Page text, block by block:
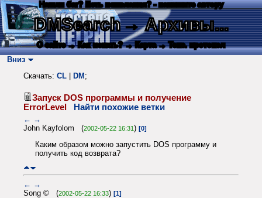
Нашли баг? Есть пожелания? - напишите автору
DMSearch→ Архивы...
О сайте → Как искать? → Карта → Текс. протокол
Вниз
Скачать: CL DM ;
Запуск DOS программы и получение
ErrorLevel
Найти похожие ветки
← →
John Kayfolom (2002-05-22 16:31) [0]
Каким образом можно запустить DOS программу и
получить код возврата?
← →
Song © (2002-05-22 16:33) [1]